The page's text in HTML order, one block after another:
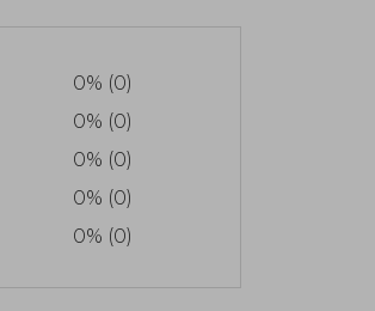
0% (0)
0% (0)
0% (0)
0% (0)
0% (0)